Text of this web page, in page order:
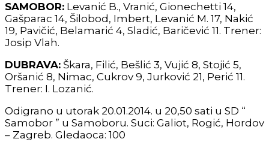
SAMOBOR: Levanić B., Vranić, Gionechetti 14,
Gašparac 14, Šilobod, Imbert, Levanić M. 17, Nakić
19, Pavičić, Belamarić 4, Sladić, Baričević 11. Trener:
Josip Vlah.
DUBRAVA: Škara, Filić, Bešlić 3, Vujić 8, Stojić 5,
Oršanić 8, Nimac, Cukrov 9, Jurković 21, Perić 11.
Trener: I. Lozanić.
Odigrano u utorak 20.01.2014. u 20,50 sati u SD “
Samobor ” u Samoboru. Suci: Galiot, Rogić, Hordov
– Zagreb. Gledaoca: 100